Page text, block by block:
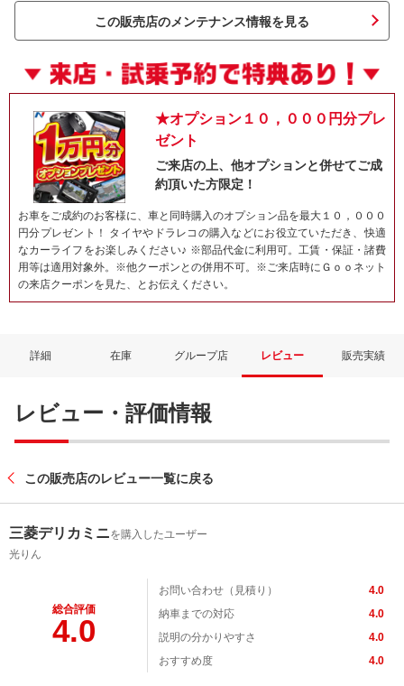
この販売店のメンテナンス情報を見る
★オプション１０，０００円分プレ
ゼント
ご来店の上、他オプションと併せてご成
約頂いた方限定！
お車をご成約のお客様に、車と同時購入のオプション品を最大１０，０００
円分プレゼント！ タイヤやドラレコの購入などにお役立ていただき、快適
なカーライフをお楽しみください♪ ※部品代金に利用可。工賃・保証・諸費
用等は適用対象外。※他クーポンとの併用不可。※ご来店時にＧｏｏネット
の来店クーポンを見た、とお伝えください。
詳細 在庫 グループ店 レビュー 販売実績
レビュー・評価情報
この販売店のレビュー一覧に戻る
三菱デリカミニを購入したユーザー
光りん
総合評価
4.0
お問い合わせ（見積り）
4.0
納車までの対応
4.0
説明の分かりやすさ
4.0
おすすめ度
4.0